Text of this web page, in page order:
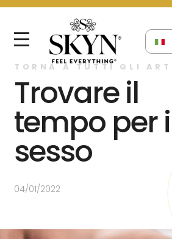
TORNA A TUTTI GLI
Trovare il
tempo per
sesso
04/01/2022